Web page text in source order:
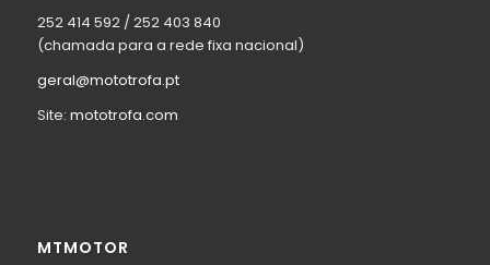
252 414 592 / 252 403 840
(chamada para a rede fixa nacional)
geral@mototrofa.pt
Site: mototrofa.com
MTMOTOR